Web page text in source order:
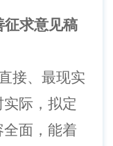
征求意见稿
接、最现实
际，拟定
面，能着